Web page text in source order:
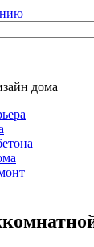
дома